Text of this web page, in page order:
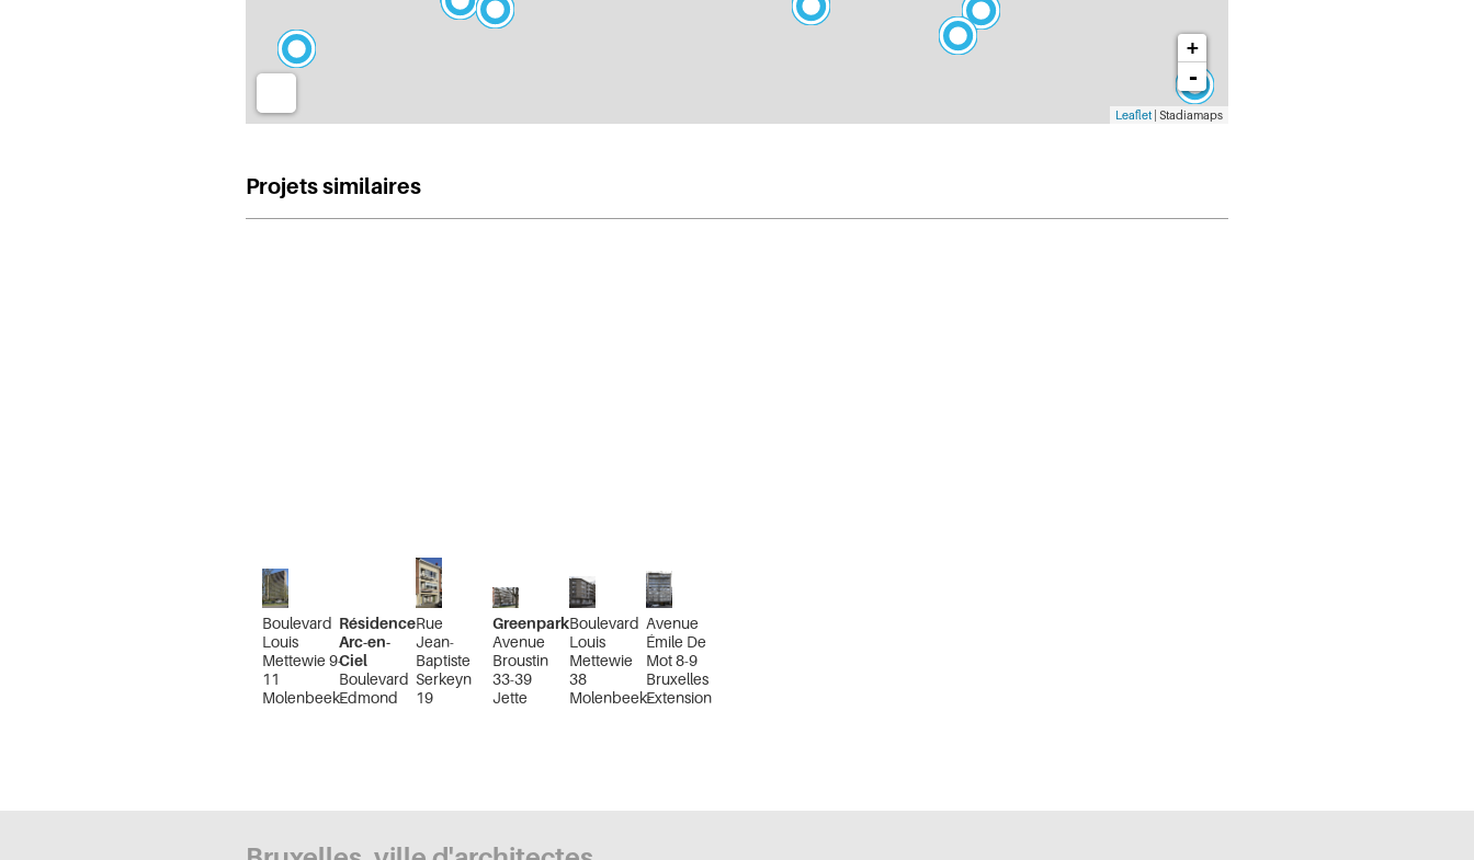
+
-
Leaflet | Stadiamaps
Projets similaires
Boulevard
Louis
Mettewie 9-
11
Molenbeek-
Résidence
Arc-en-
Ciel
Boulevard
Edmond
Rue
Jean-
Baptiste
Serkeyn
19
Greenpark
Avenue
Broustin
33-39
Jette
Boulevard
Louis
Mettewie
38
Molenbeek-
Avenue
Émile De
Mot 8-9
Bruxelles
Extension